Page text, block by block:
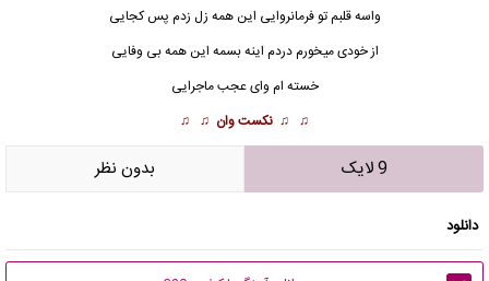
واسه قلبم توفرمانروایی این همه زل زدم پس کجایی
از خودی میخورم دردم اینه بسمه این همه بی وفایی
خسته ام وای عجب ماجرایی
♫ ♫ نکست وان ♫ ♫
9 لایک بدون نظر
دانلود